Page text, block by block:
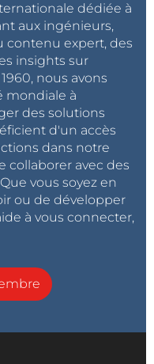
dédiée à
aux ingénieurs,
contenu expert, des
insights sur
nous avons
mondiale à
des solutions
d'un accès
dans notre
avec des
vous soyez en
ou de développer
à vous connecter,